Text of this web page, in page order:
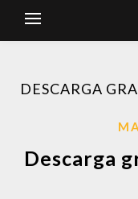
DESCARGA
Descarga